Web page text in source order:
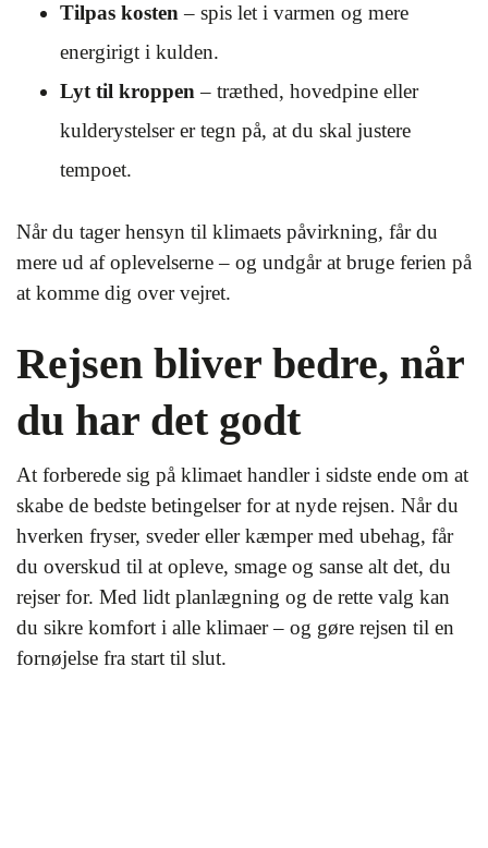
Tilpas kosten – spis let i varmen og mere
energirigt i kulden.
Lyt til kroppen – træthed, hovedpine eller
kulderystelser er tegn på, at du skal justere
tempoet.
Når du tager hensyn til klimaets påvirkning, får du
mere ud af oplevelserne – og undgår at bruge ferien på
at komme dig over vejret.
Rejsen bliver bedre, når
du har det godt
At forberede sig på klimaet handler i sidste ende om at
skabe de bedste betingelser for at nyde rejsen. Når du
hverken fryser, sveder eller kæmper med ubehag, får
du overskud til at opleve, smage og sanse alt det, du
rejser for. Med lidt planlægning og de rette valg kan
du sikre komfort i alle klimaer – og gøre rejsen til en
fornøjelse fra start til slut.